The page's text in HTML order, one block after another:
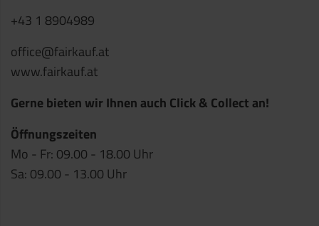
+43 1 8904989
office@fairkauf.at
www.fairkauf.at
Gerne bieten wir Ihnen auch Click & Collect an!
Öffnungszeiten
Mo - Fr: 09.00 - 18.00 Uhr
Sa: 09.00 - 13.00 Uhr